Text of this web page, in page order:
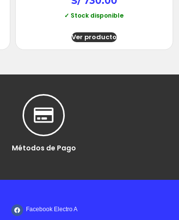
✓ Stock disponible
Ver producto
Métodos de Pago
Facebook Electro A